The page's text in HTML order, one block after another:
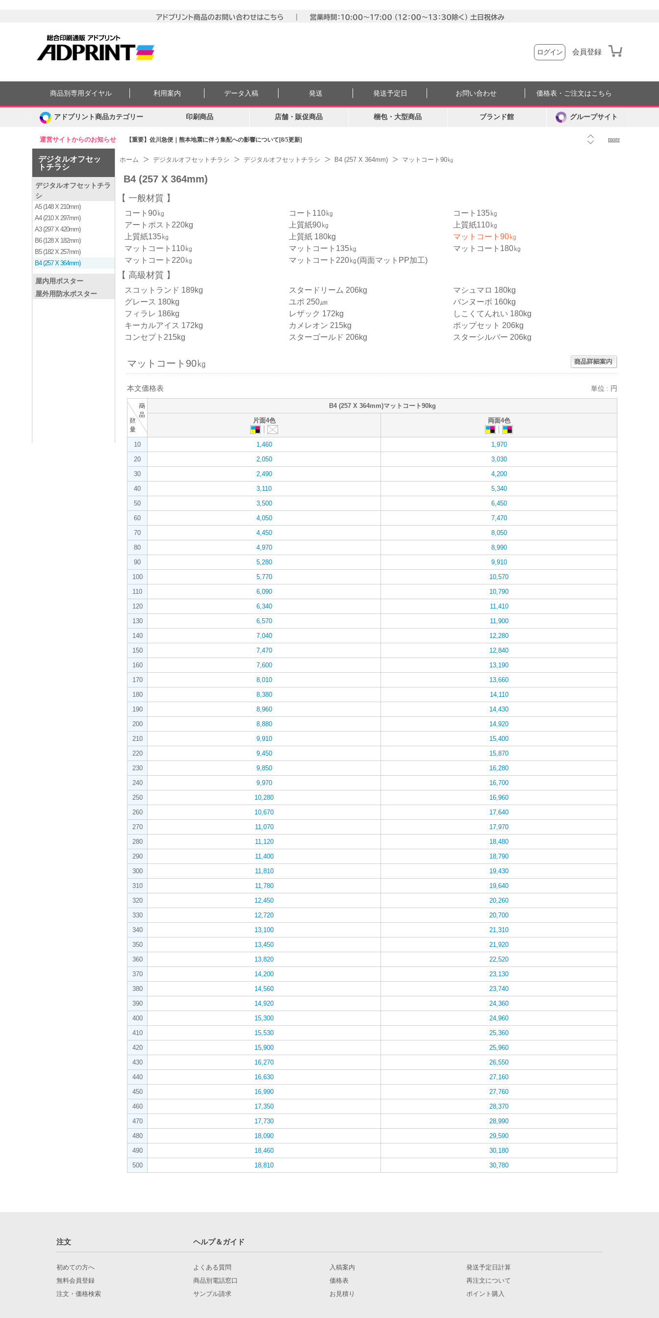
ログイン 会員登録
運営サイトからのお知らせ 【重要】佐川急便｜熊本地震に伴う集配への影響について[8/5更新] more
商品別専用ダイヤル 利用案内 データ入稿 発送 発送予定日 お問い合わせ 価格表・ご注文はこちら
アドプリント商品カテゴリー 印刷商品 店舗・販促商品 梱包・大型商品 ブランド館 グループサイト
デジタルオフセッ
トチラシ
デジタルオフセットチラ
シ
A5 (148 X 210mm)
A4 (210 X 297mm)
A3 (297 X 420mm)
B6 (128 X 182mm)
B5 (182 X 257mm)
B4 (257 X 364mm)
屋内用ポスター
屋外用防水ポスター
ホーム デジタルオフセットチラシ デジタルオフセットチラシ B4 (257 X 364mm) マットコート90㎏
B4 (257 X 364mm)
一般材質
コート90㎏ コート110㎏
コート135㎏
アートポスト220kg
上質紙90㎏
上質紙110㎏
上質紙135㎏
上質紙 180kg
マットコート90㎏
マットコート110㎏
マットコート135㎏
マットコート180㎏
マットコート220㎏
マットコート220㎏(両面マットPP加工)
高級材質
スコットランド 189kg スタードリーム 206kg
マシュマロ 180kg
グレース 180kg
ユポ 250㎛
バンヌーボ 160kg
フィラレ 186kg
レザック 172kg
しこくてんれい 180kg
キーカルアイス 172kg
カメレオン 215kg
ポップセット 206kg
コンセプト215kg
スターゴールド 206kg スターシルバー 206kg
マットコート90㎏
本文価格表 単位 : 円
B4 (257 X 364mm)マットコート90kg
片面4色
両面4色
10 1,460
1,970
20
2,050
3,030
30
2,490
4,200
40
3,110
5,340
50
3,500
6,450
60
4,050
7,470
70
4,450
8,050
80
4,970
8,990
90
5,280
9,910
100
5,770
10,570
110
6,090
10,790
120
6,340
11,410
130
6,570
11,900
140
7,040
12,280
150
7,470
12,840
160
7,600
13,190
170
8,010
13,660
180
8,380
14,110
190
8,960
14,430
200
8,880
14,920
210
9,910
15,400
220
9,450
15,870
230
9,850
16,280
240
9,970
16,700
250
10,280
16,960
260
10,670
17,640
270
11,070
17,970
280
11,120
18,480
290
11,400
18,790
300
11,810
19,430
310
11,780
19,640
320
12,450
20,260
330
12,720
20,700
340
13,100
21,310
350
13,450
21,920
360
13,820
22,520
370
14,200
23,130
380
14,560
23,740
390
14,920
24,360
400
15,300
24,960
410
15,530
25,360
420
15,900
25,960
430
16,270
26,550
440
16,630
27,160
450
16,990
27,760
460
17,350
28,370
470
17,730
28,990
480
18,090
29,590
490
18,460
30,180
500
18,810 30,780
注文 ヘルプ＆ガイド
初めての方へ
無料会員登録
注文・価格検索
よくある質問
商品別電話窓口
サンプル請求
入稿案内
価格表
お見積り
発送予定日計算
再注文について
ポイント購入